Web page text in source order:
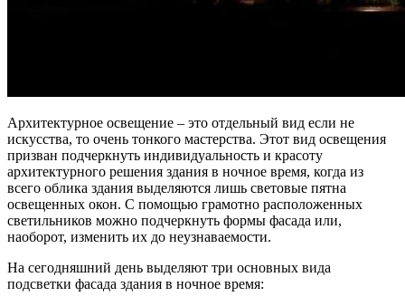
Архитектурное освещение – это отдельный вид если не
искусства, то очень тонкого мастерства. Этот вид освещения
призван подчеркнуть индивидуальность и красоту
архитектурного решения здания в ночное время, когда из
всего облика здания выделяются лишь световые пятна
освещенных окон. С помощью грамотно расположенных
светильников можно подчеркнуть формы фасада или,
наоборот, изменить их до неузнаваемости.
На сегодняшний день выделяют три основных вида
подсветки фасада здания в ночное время: